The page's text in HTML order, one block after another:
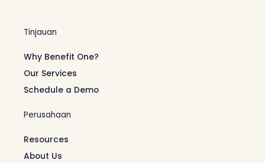
Tinjauan
Why Benefit One?
Our Services
Schedule a Demo
Perusahaan
Resources
About Us